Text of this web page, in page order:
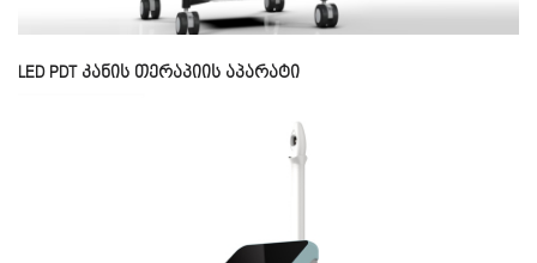
LED PDT კანის თერაპიის აპარატი